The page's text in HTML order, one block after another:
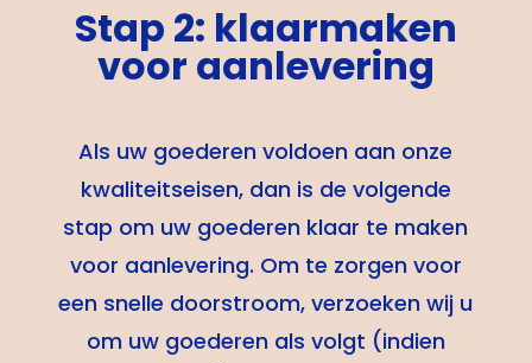
Stap 2: klaarmaken
voor aanlevering
Als uw goederen voldoen aan onze
kwaliteitseisen, dan is de volgende
stap om uw goederen klaar te maken
voor aanlevering. Om te zorgen voor
een snelle doorstroom, verzoeken wij u
om uw goederen als volgt (indien